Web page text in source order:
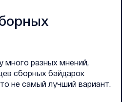
много разных мнений,
сборных байдарок
не самый лучший вариант.